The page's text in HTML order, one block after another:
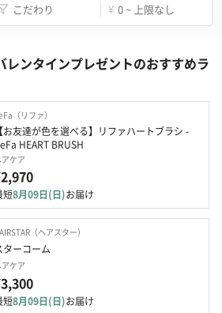
こだわり ¥ 0 ~ 上限なし
レンタインプレゼントのおすすめラ
（リファ）
【お友達が色を選べる】リファハートブラシ -
HEART BRUSH
アケア
短8月09日(日)お届け
（ヘアスター）
ターコーム
アケア
短8月09日(日)お届け